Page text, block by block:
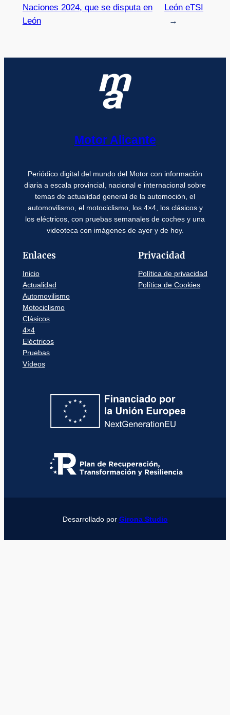
Naciones 2024, que se disputa en
León
León eTSI
→
Motor Alicante
Periódico digital del mundo del Motor con información
diaria a escala provincial, nacional e internacional sobre
temas de actualidad general de la automoción, el
automovilismo, el motociclismo, los 4×4, los clásicos y
los eléctricos, con pruebas semanales de coches y una
videoteca con imágenes de ayer y de hoy.
Enlaces
Inicio
Actualidad
Automovilismo
Motociclismo
Clásicos
4×4
Eléctricos
Pruebas
Vídeos
Privacidad
Política de privacidad
Política de Cookies
Desarrollado por Girona Studio